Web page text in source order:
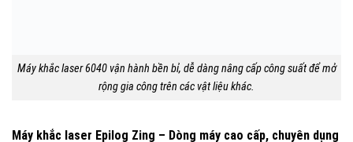
Máy khắc laser 6040 vận hành bền bỉ, dễ dàng nâng cấp công suất để mở
rộng gia công trên các vật liệu khác.
Máy khắc laser Epilog Zing – Dòng máy cao cấp, chuyên dụng